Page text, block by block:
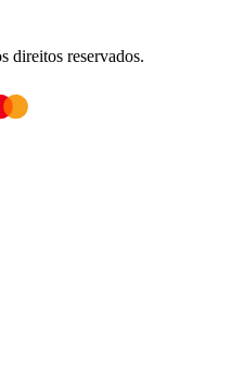
direitos reservados.